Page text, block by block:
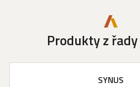
Produkty z
SYNUS